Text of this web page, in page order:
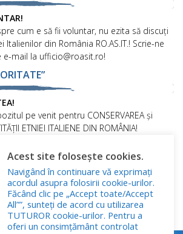
cum e să fii voluntar, nu ezita să discuți
din România RO.AS.IT.! Scrie-ne
mail la ufficio@roasit.ro!
pe venit pentru CONSERVAREA și
ETNIEI ITALIENE DIN ROMÂNIA!
Politica privind fișierele cookies
cu Caracter Personal
Acest site folosește cookies.
Navigând în continuare vă exprimați
acordul asupra folosirii cookie-urilor.
Făcând clic pe „Accept toate/Accept
All””, sunteți de acord cu utilizarea
TUTUROR cookie-urilor. Pentru a
oferi un consimțământ controlat